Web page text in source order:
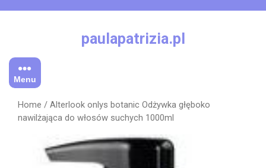
paulapatrizia.pl
Menu
Home / Alterlook onlys botanic Odżywka głęboko
nawilżająca do włosów suchych 1000ml